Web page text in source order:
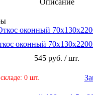
Описание
оконный
545 руб. / шт.
0 шт.